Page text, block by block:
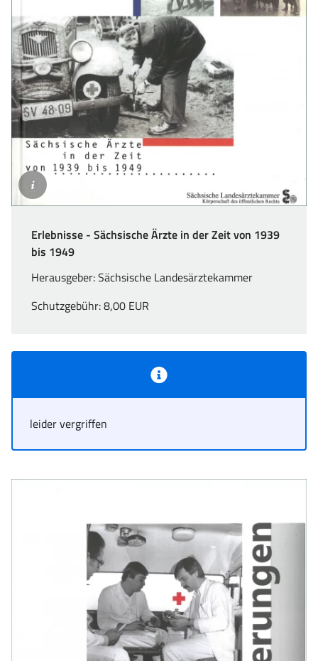
Erlebnisse.
Sächsische
Ärzte
in
vergriffen),
Erlebnisse - Sächsische Ärzte in der Zeit von 1939
bis 1949
Herausgeber: Sächsische Landesärztekammer
Schutzgebühr: 8,00 EUR
Statusmeldung,
leider vergriffen